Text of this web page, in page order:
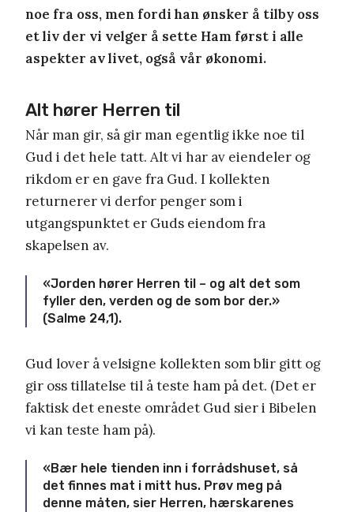
noe fra oss, men fordi han ønsker å tilby oss
et liv der vi velger å sette Ham først i alle
aspekter av livet, også vår økonomi.
Alt hører Herren til
Når man gir, så gir man egentlig ikke noe til
Gud i det hele tatt. Alt vi har av eiendeler og
rikdom er en gave fra Gud. I kollekten
returnerer vi derfor penger som i
utgangspunktet er Guds eiendom fra
skapelsen av.
«Jorden hører Herren til – og alt det som
fyller den, verden og de som bor der.»
(Salme 24,1).
Gud lover å velsigne kollekten som blir gitt og
gir oss tillatelse til å teste ham på det. (Det er
faktisk det eneste området Gud sier i Bibelen
vi kan teste ham på).
«Bær hele tienden inn i forrådshuset, så
det finnes mat i mitt hus. Prøv meg på
denne måten, sier Herren, hærskarenes